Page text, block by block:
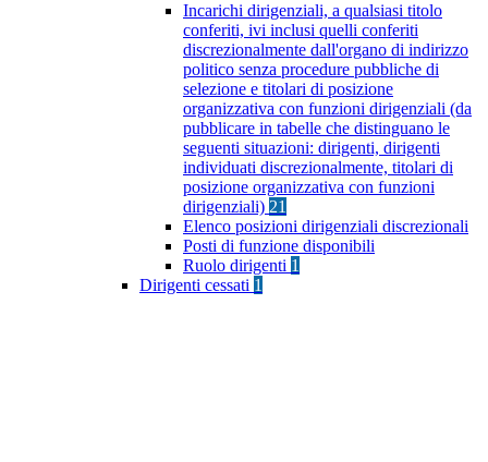
Incarichi dirigenziali, a qualsiasi titolo
conferiti, ivi inclusi quelli conferiti
discrezionalmente dall'organo di indirizzo
politico senza procedure pubbliche di
selezione e titolari di posizione
organizzativa con funzioni dirigenziali (da
pubblicare in tabelle che distinguano le
seguenti situazioni: dirigenti, dirigenti
individuati discrezionalmente, titolari di
posizione organizzativa con funzioni
dirigenziali) 21
Elenco posizioni dirigenziali discrezionali
Posti di funzione disponibili
Ruolo dirigenti 1
Dirigenti cessati 1